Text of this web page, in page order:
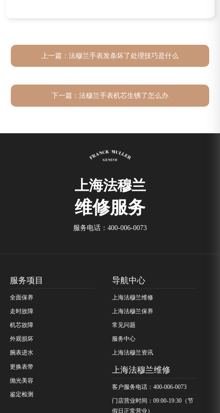
上一篇： 法穆兰手表发条坏了处理技巧是什么
下一篇： 法穆兰手表机芯生锈了怎么办
上海法穆兰
维修服务
服务电话： 400-006-0073
服务项目
全面保养
走时故障
机芯故障
外观损坏
腕表进水
更换表带
抛光美容
鉴定检测
导航中心
上海法穆兰维修
上海法穆兰保养
常见问题
服务中心
上海法穆兰资讯
上海法穆兰维修
客户服务电话：400-006-0073
门店营业时间：09:00-19:30（节
假日正常营业）